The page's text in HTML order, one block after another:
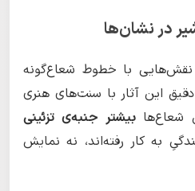
در نشان‌ها
با خطوط شعاع‌گونه
این آثار با سنت‌های هنری
شعاع‌هابیشتر جنبه‌ی تزئینی
به کار رفته‌اند، نه نمایش